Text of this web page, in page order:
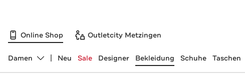
Online Shop Outletcity Metzingen
Abteilung ändern, ausgewählt:
Damen Neu Sale Designer Bekleidung Schuhe Taschen